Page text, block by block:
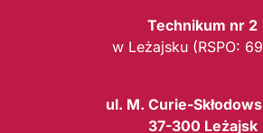
Technikum nr 2
w Leżajsku (RSPO:
ul. M. Curie-
37-300 Leżajsk